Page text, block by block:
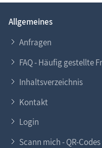
Allgemeines
Anfragen
FAQ - Häufig gestellte
Inhaltsverzeichnis
Kontakt
Login
Scann mich - QR-